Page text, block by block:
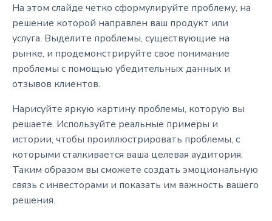
На этом слайде четко сформулируйте проблему, на
решение которой направлен ваш продукт или
услуга. Выделите проблемы, существующие на
рынке, и продемонстрируйте свое понимание
проблемы с помощью убедительных данных и
отзывов клиентов.
Нарисуйте яркую картину проблемы, которую вы
решаете. Используйте реальные примеры и
истории, чтобы проиллюстрировать проблемы, с
которыми сталкивается ваша целевая аудитория.
Таким образом вы сможете создать эмоциональную
связь с инвесторами и показать им важность вашего
решения.